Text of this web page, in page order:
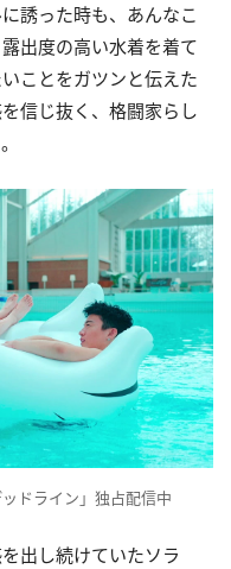
誘った時も、あんなこ
出度の高い水着を着て
ことをガツンと伝えた
信じ抜く、格闘家らし
ドライン」独占配信中
出し続けていたソラ